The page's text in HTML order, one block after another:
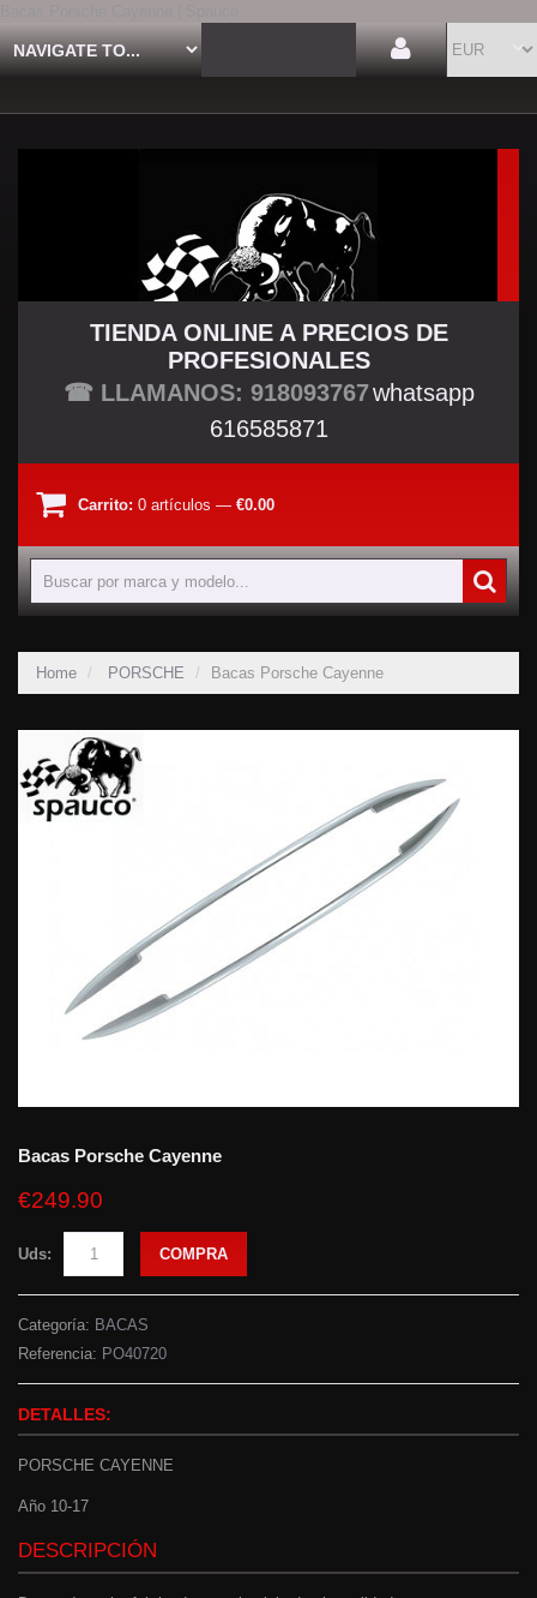
TU TIENDA TUNING
TIENDA ONLINE A PRECIOS DE
PROFESIONALES
☎ LLAMANOS: 918093767whatsapp
616585871
Carrito: 0 artículos — €0.00
Home PORSCHE Bacas Porsche Cayenne
Bacas Porsche Cayenne
€249.90
Uds: COMPRA
Categoría: BACAS
Referencia: PO40720
DETALLES:
PORSCHE CAYENNE
Año 10-17
DESCRIPCIÓN